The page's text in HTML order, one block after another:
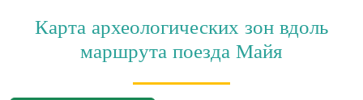
Карта археологических зон вдоль
маршрута поезда Майя